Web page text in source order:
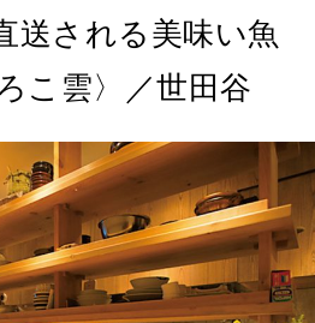
送される美味い魚
こ雲〉／世田谷